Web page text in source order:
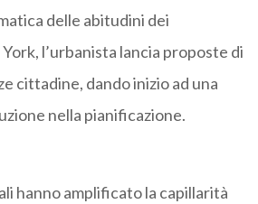
delle abitudini dei
l’urbanista lancia proposte di
cittadine, dando inizio ad una
nella pianificazione.
hanno amplificato la capillarità